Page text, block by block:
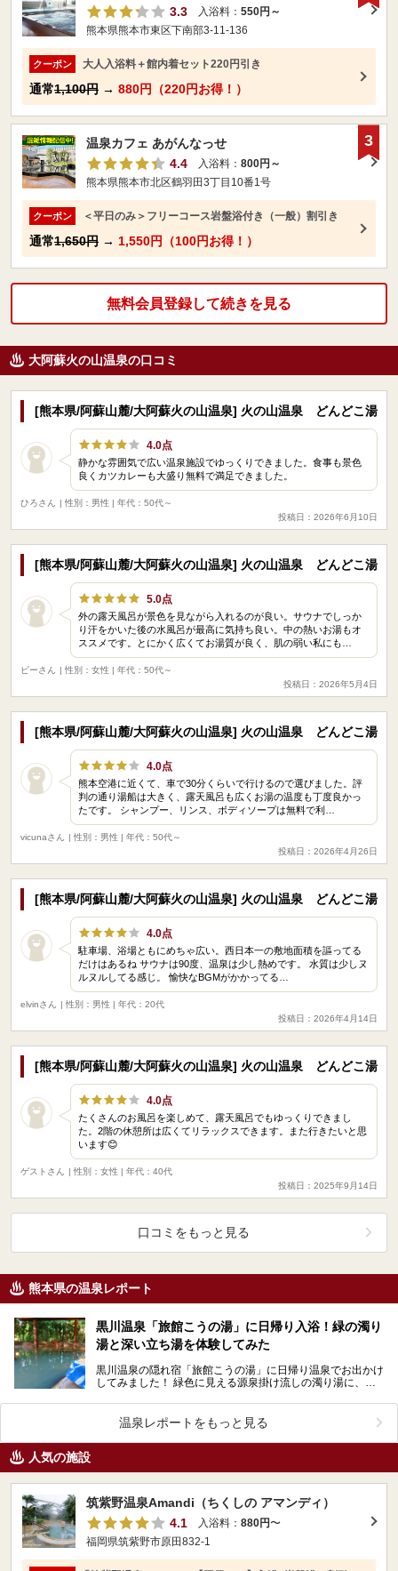
3.3
入浴料： 550円～
熊本県熊本市東区下南部3-11-136
クーポン 大人入浴料＋館内着セット220円引き
通常1,100円 → 880円（220円お得！）
温泉カフェ あがんなっせ
4.4
入浴料： 800円～
熊本県熊本市北区鶴羽田3丁目10番1号
クーポン ＜平日のみ＞フリーコース岩盤浴付き（一般）割引き
通常1,650円 → 1,550円（100円お得！）
3
無料会員登録して続きを見る
大阿蘇火の山温泉の口コミ
[熊本県/阿蘇山麓/大阿蘇火の山温泉] 火の山温泉 どんどこ湯
4.0点
静かな雰囲気で広い温泉施設でゆっくりできました。食事も景色
良くカツカレーも大盛り無料で満足できました。
ひろさん
| 性別：男性 | 年代：50代～
投稿日：2026年6月10日
[熊本県/阿蘇山麓/大阿蘇火の山温泉] 火の山温泉 どんどこ湯
5.0点
外の露天風呂が景色を見ながら入れるのが良い。サウナでしっか
り汗をかいた後の水風呂が最高に気持ち良い。中の熱いお湯もオ
ススメです。とにかく広くてお湯質が良く、肌の弱い私にも…
ピーさん
| 性別：女性 | 年代：50代～
投稿日：2026年5月4日
[熊本県/阿蘇山麓/大阿蘇火の山温泉] 火の山温泉 どんどこ湯
4.0点
熊本空港に近くて、車で30分くらいで行けるので選びました。評
判の通り湯船は大きく、露天風呂も広くお湯の温度も丁度良かっ
たです。 シャンプー、リンス、ボディソープは無料で利…
vicunaさん
| 性別：男性 | 年代：50代～
投稿日：2026年4月26日
[熊本県/阿蘇山麓/大阿蘇火の山温泉] 火の山温泉 どんどこ湯
4.0点
駐車場、浴場ともにめちゃ広い。西日本一の敷地面積を謳ってる
だけはあるね サウナは90度、温泉は少し熱めです。 水質は少しヌ
ルヌルしてる感じ。 愉快なBGMがかかってる…
elvinさん
| 性別：男性 | 年代：20代
投稿日：2026年4月14日
[熊本県/阿蘇山麓/大阿蘇火の山温泉] 火の山温泉 どんどこ湯
4.0点
たくさんのお風呂を楽しめて、露天風呂でもゆっくりできまし
た。2階の休憩所は広くてリラックスできます。また行きたいと思
います😊
ゲストさん
| 性別：女性 | 年代：40代
投稿日：2025年9月14日
口コミをもっと見る
熊本県の温泉レポート
黒川温泉「旅館こうの湯」に日帰り入浴！緑の濁り
湯と深い立ち湯を体験してみた
黒川温泉の隠れ宿「旅館こうの湯」に日帰り温泉でお出かけ
してみました！ 緑色に見える源泉掛け流しの濁り湯に、日
温泉レポートをもっと見る
人気の施設
筑紫野温泉Amandi（ちくしの アマンディ）
4.1
入浴料： 880円〜
福岡県筑紫野市原田832-1